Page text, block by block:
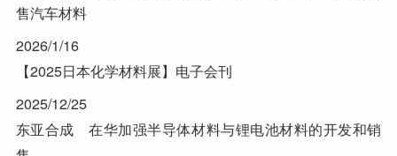
售汽车材料
2026/1/16
【2025日本化学材料展】电子会刊
2025/12/25
东亚合成 在华加强半导体材料与锂电池材料的开发和销